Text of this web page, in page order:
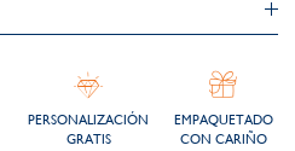
PERSONALIZACIÓN
GRATIS
EMPAQUETADO
CON CARIÑO